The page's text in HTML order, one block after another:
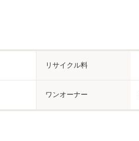
リサイクル料
ワンオーナー